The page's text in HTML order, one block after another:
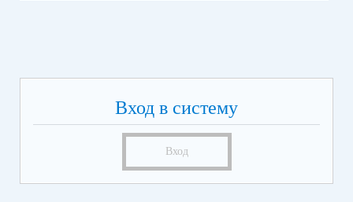
Вход в систему
Вход